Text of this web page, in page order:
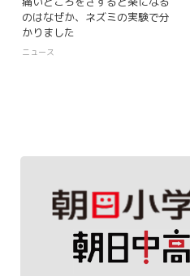
のはなぜか、ネズミの実験で分
かりました
ニュース